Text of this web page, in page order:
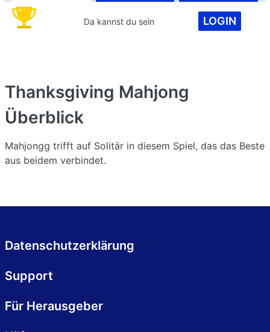
Da kannst du sein LOGIN
Thanksgiving Mahjong
Überblick
Mahjongg trifft auf Solitär in diesem Spiel, das das Beste
aus beidem verbindet.
Datenschutzerklärung
Support
Für Herausgeber